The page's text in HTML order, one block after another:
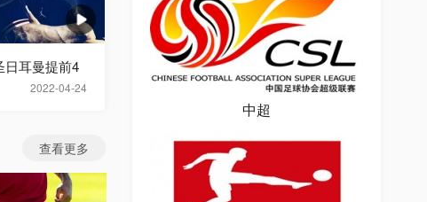
2022-04-24
日耳曼提前4
查看更多
中超